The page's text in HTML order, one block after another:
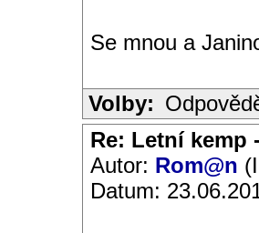
Se mnou a
Volby:
Re: Letní kemp
Autor: Rom@n
Datum: